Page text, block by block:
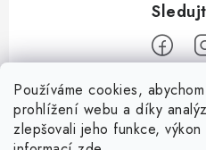
Používáme cookies,
prohlížení webu a díky
zlepšovali jeho funkce,
Informace pro vás